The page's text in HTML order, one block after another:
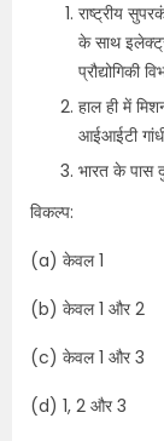
राष्ट्रीय
के साथ
प्रौद्योगिकी
हाल ही में
आईआईटी
भारत के पास
विकल्प:
(a) केवल 1
(b) केवल 1 और 2
(c) केवल 1 और 3
(d) 1, 2 और 3